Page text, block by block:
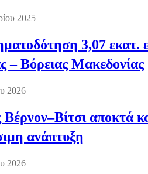
2025
3,07 εκατ.
– Βόρειας Μακεδονίας
2026
αποκτά
ανάπτυξη
2026